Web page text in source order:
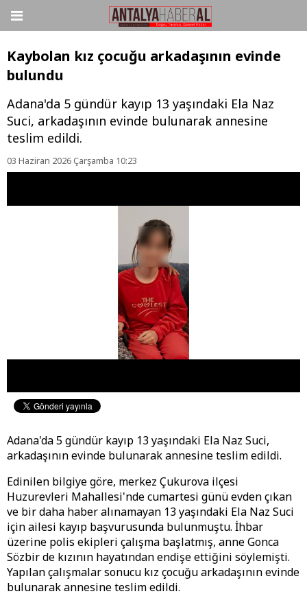
Kaybolan kız çocuğu arkadaşının evinde
bulundu
Adana'da 5 gündür kayıp 13 yaşındaki Ela Naz
Suci, arkadaşının evinde bulunarak annesine
teslim edildi.
03 Haziran 2026 Çarşamba 10:23
Adana'da 5 gündür kayıp 13 yaşındaki Ela Naz Suci,
arkadaşının evinde bulunarak annesine teslim edildi.
Edinilen bilgiye göre, merkez Çukurova ilçesi
Huzurevleri Mahallesi'nde cumartesi günü evden çıkan
ve bir daha haber alınamayan 13 yaşındaki Ela Naz Suci
için ailesi kayıp başvurusunda bulunmuştu. İhbar
üzerine polis ekipleri çalışma başlatmış, anne Gonca
Sözbir de kızının hayatından endişe ettiğini söylemişti.
Yapılan çalışmalar sonucu kız çocuğu arkadaşının evinde
bulunarak annesine teslim edildi.